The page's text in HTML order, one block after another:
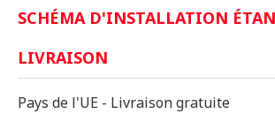
SCHÉMA D'INSTALLATION
LIVRAISON
Pays de l'UE - Livraison gratuite